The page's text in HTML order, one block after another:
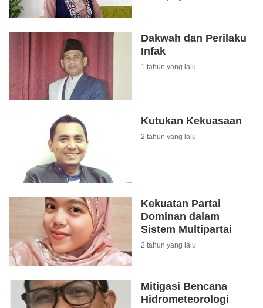
Dakwah dan Perilaku
Infak
1 tahun yang lalu
Kutukan Kekuasaan
2 tahun yang lalu
Kekuatan Partai
Dominan dalam
Sistem Multipartai
2 tahun yang lalu
Mitigasi Bencana
Hidrometeorologi